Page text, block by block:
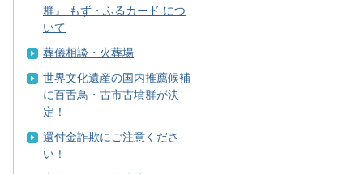
群』 もず・ふるカード につ
いて
葬儀相談・火葬場
世界文化遺産の国内推薦候補
に百舌鳥・古市古墳群が決
定！
還付金詐欺にご注意くださ
い！